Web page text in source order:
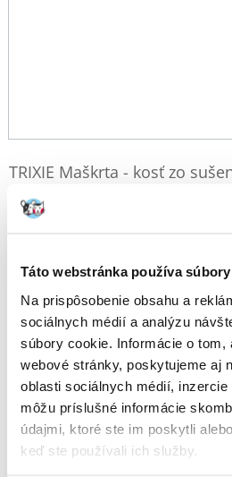
Táto webstránka používa
Na prispôsobenie obsahu a
sociálnych médií a analýzu
súbory cookie. Informácie o tom,
webové stránky, poskytujeme aj
oblasti sociálnych médií,
môžu príslušné informácie
údajmi, ktoré ste im poskytli
keď ste používali ich služby.
TRIXIE Maškrta - kosť zo
cm 90 g
Výrobca:
€2.08 (23.11 € / kg)
ODOSIELAME DO 48HODÍN
Fotky našich zákazníkovPozri ďalšie
2 RECENZIA